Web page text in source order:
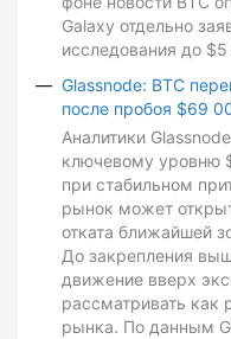
Galaxy отдельно
исследования до
Glassnode: BTC
после пробоя $69
Аналитики
ключевому уровню
при стабильном
рынок может
отката ближайшей
До закрепления
движение вверх
рассматривать
рынка. По данным